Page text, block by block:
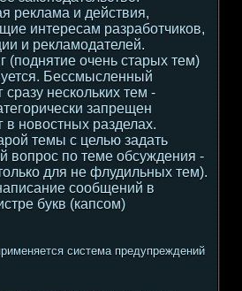
реклама и действия,
интересам разработчиков,
и рекламодателей.
(поднятие очень старых тем)
Бессмысленный
сразу нескольких тем -
запрещен
в новостных разделах.
темы с целью задать
вопрос по теме обсуждения -
для не флудильных тем).
сообщений в
букв (капсом)
система предупреждений